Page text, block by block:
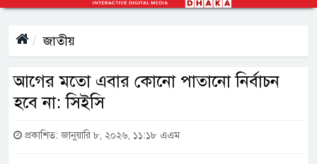
জাতীয়
আগের মতো এবার কোনো পাতানো নির্বাচন
হবে না: সিইসি
প্রকাশিত: জানুয়ারি ৮, ২০২৬, ১১:১৮ এএম